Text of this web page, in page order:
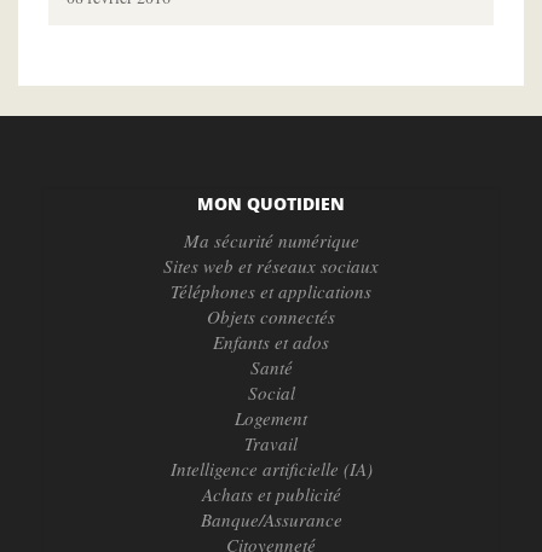
MON QUOTIDIEN
Ma sécurité numérique
Sites web et réseaux sociaux
Téléphones et applications
Objets connectés
Enfants et ados
Santé
Social
Logement
Travail
Intelligence artificielle (IA)
Achats et publicité
Banque/Assurance
Citoyenneté